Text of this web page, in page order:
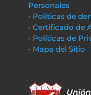
Personales
• Políticas de
• Certificado de
• Políticas de
• Mapa del Sitio